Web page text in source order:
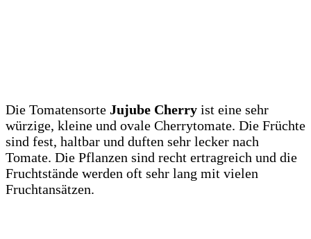
Die Tomatensorte Jujube Cherry ist eine sehr
würzige, kleine und ovale Cherrytomate. Die Früchte
sind fest, haltbar und duften sehr lecker nach
Tomate. Die Pflanzen sind recht ertragreich und die
Fruchtstände werden oft sehr lang mit vielen
Fruchtansätzen.